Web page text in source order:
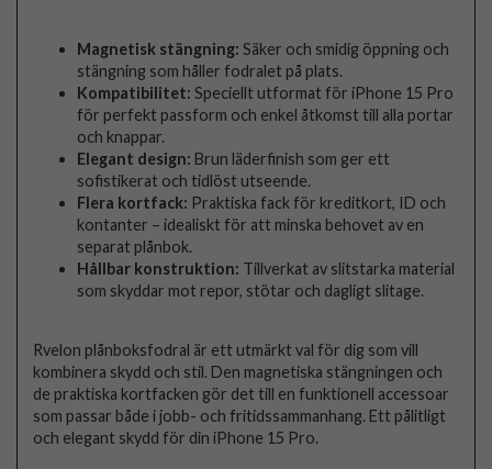
Magnetisk stängning: Säker och smidig öppning och
stängning som håller fodralet på plats.
Kompatibilitet: Speciellt utformat för iPhone 15 Pro
för perfekt passform och enkel åtkomst till alla portar
och knappar.
Elegant design: Brun läderfinish som ger ett
sofistikerat och tidlöst utseende.
Flera kortfack: Praktiska fack för kreditkort, ID och
kontanter – idealiskt för att minska behovet av en
separat plånbok.
Hållbar konstruktion: Tillverkat av slitstarka material
som skyddar mot repor, stötar och dagligt slitage.
Rvelon plånboksfodral är ett utmärkt val för dig som vill
kombinera skydd och stil. Den magnetiska stängningen och
de praktiska kortfacken gör det till en funktionell accessoar
som passar både i jobb- och fritidssammanhang. Ett pålitligt
och elegant skydd för din iPhone 15 Pro.